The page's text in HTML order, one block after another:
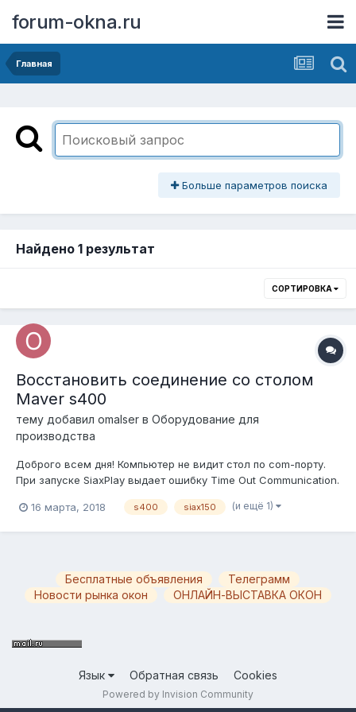
forum-okna.ru
Главная
Больше параметров поиска
Найдено 1 результат
СОРТИРОВКА
Восстановить соединение со столом
Maver s400
тему добавил omalser в Оборудование для
производства
Доброго всем дня! Компьютер не видит стол по com-порту.
При запуске SiaxPlay выдает ошибку Time Out Communication.
такая: включаем рубильник, нажимаем кнопку сброса
16 марта, 2018 s400 siax150 (и ещё 1)
Бесплатные объявления
Телеграмм
Новости рынка окон
ОНЛАЙН-ВЫСТАВКА ОКОН
Язык Обратная связь Cookies
Powered by Invision Community